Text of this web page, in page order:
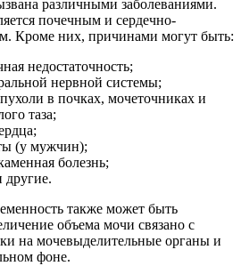
различными заболеваниями.
почечным и сердечно-
Кроме них, причинами могут быть:
недостаточность;
нервной системы;
в почках, мочеточниках и
таза;
(у мужчин);
болезнь;
другие.
также может быть
объема мочи связано с
на мочевыделительные органы и
фоне.